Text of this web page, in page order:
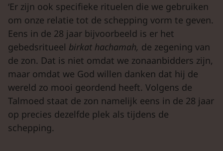
‘Er zijn ook specifieke rituelen die we gebruiken
om onze relatie tot de schepping vorm te geven.
Eens in de 28 jaar bijvoorbeeld is er het
gebedsritueel birkat hachamah, de zegening van
de zon. Dat is niet omdat we zonaanbidders zijn,
maar omdat we God willen danken dat hij de
wereld zo mooi geordend heeft. Volgens de
Talmoed staat de zon namelijk eens in de 28 jaar
op precies dezelfde plek als tijdens de
schepping.